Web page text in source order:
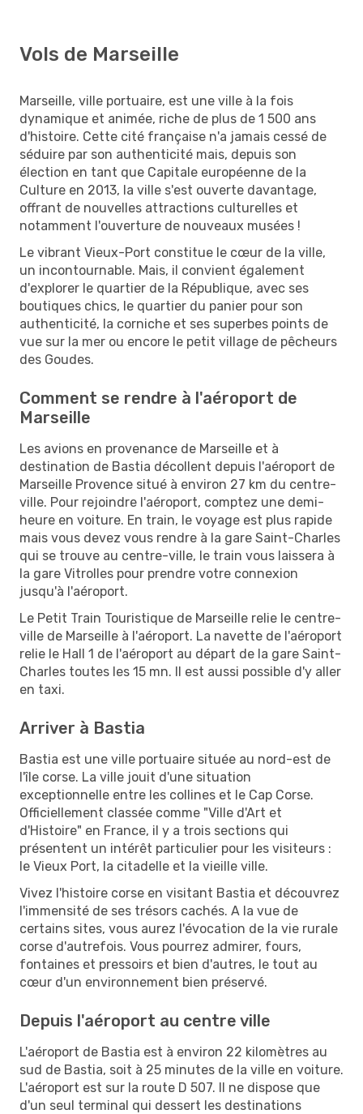
Vols de Marseille
Marseille, ville portuaire, est une ville à la fois
dynamique et animée, riche de plus de 1 500 ans
d'histoire. Cette cité française n'a jamais cessé de
séduire par son authenticité mais, depuis son
élection en tant que Capitale européenne de la
Culture en 2013, la ville s'est ouverte davantage,
offrant de nouvelles attractions culturelles et
notamment l'ouverture de nouveaux musées !
Le vibrant Vieux-Port constitue le cœur de la ville,
un incontournable. Mais, il convient également
d'explorer le quartier de la République, avec ses
boutiques chics, le quartier du panier pour son
authenticité, la corniche et ses superbes points de
vue sur la mer ou encore le petit village de pêcheurs
des Goudes.
Comment se rendre à l'aéroport de
Marseille
Les avions en provenance de Marseille et à
destination de Bastia décollent depuis l'aéroport de
Marseille Provence situé à environ 27 km du centre-
ville. Pour rejoindre l'aéroport, comptez une demi-
heure en voiture. En train, le voyage est plus rapide
mais vous devez vous rendre à la gare Saint-Charles
qui se trouve au centre-ville, le train vous laissera à
la gare Vitrolles pour prendre votre connexion
jusqu'à l'aéroport.
Le Petit Train Touristique de Marseille relie le centre-
ville de Marseille à l'aéroport. La navette de l'aéroport
relie le Hall 1 de l'aéroport au départ de la gare Saint-
Charles toutes les 15 mn. Il est aussi possible d'y aller
en taxi.
Arriver à Bastia
Bastia est une ville portuaire située au nord-est de
l'île corse. La ville jouit d'une situation
exceptionnelle entre les collines et le Cap Corse.
Officiellement classée comme "Ville d'Art et
d'Histoire" en France, il y a trois sections qui
présentent un intérêt particulier pour les visiteurs :
le Vieux Port, la citadelle et la vieille ville.
Vivez l'histoire corse en visitant Bastia et découvrez
l'immensité de ses trésors cachés. A la vue de
certains sites, vous aurez l'évocation de la vie rurale
corse d'autrefois. Vous pourrez admirer, fours,
fontaines et pressoirs et bien d'autres, le tout au
cœur d'un environnement bien préservé.
Depuis l'aéroport au centre ville
L'aéroport de Bastia est à environ 22 kilomètres au
sud de Bastia, soit à 25 minutes de la ville en voiture.
L'aéroport est sur la route D 507. Il ne dispose que
d'un seul terminal qui dessert les destinations